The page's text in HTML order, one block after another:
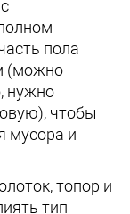
пола
(можно
нужно
чтобы
мусора и
топор и
тип